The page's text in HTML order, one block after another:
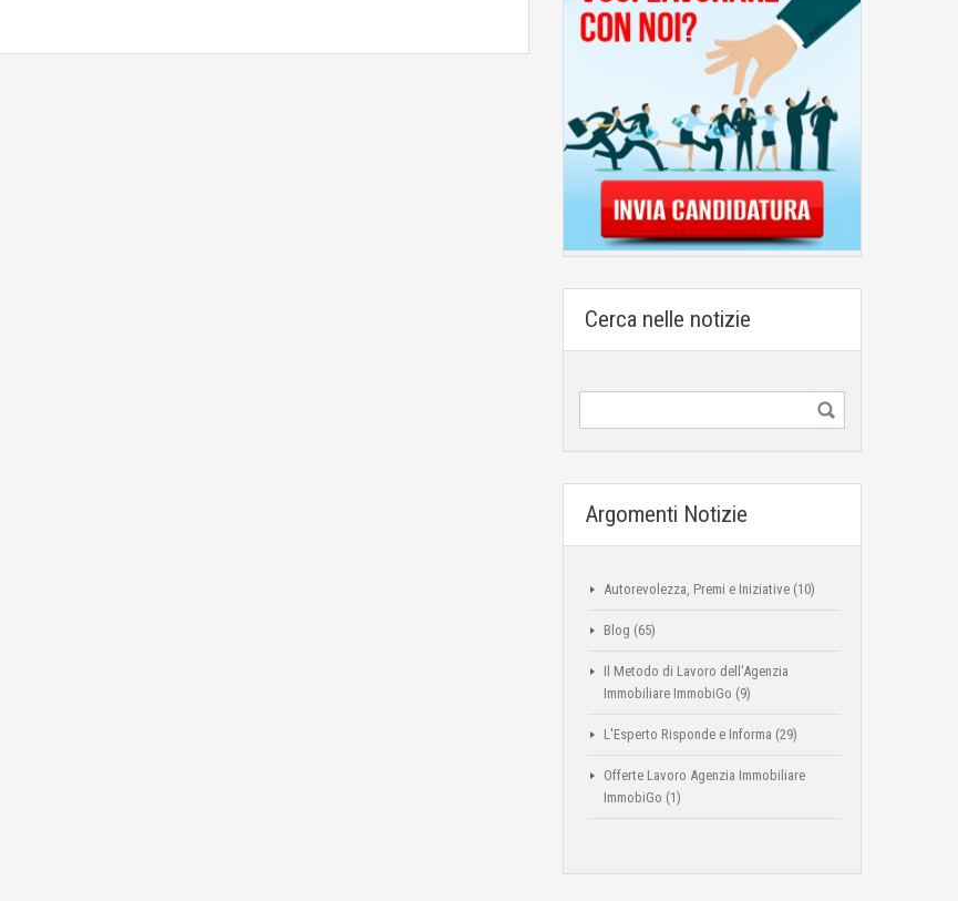
Cerca nelle notizie
Argomenti Notizie
Autorevolezza, Premi e Iniziative (10)
Blog (65)
Il Metodo di Lavoro dell'Agenzia
Immobiliare ImmobiGo (9)
L'Esperto Risponde e Informa (29)
Offerte Lavoro Agenzia Immobiliare
ImmobiGo (1)